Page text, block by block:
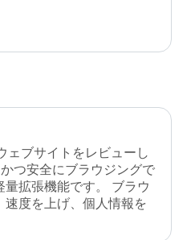
ェブサイトをレビューし
つ安全にブラウジングで
拡張機能です。 ブラウ
度を上げ、個人情報を